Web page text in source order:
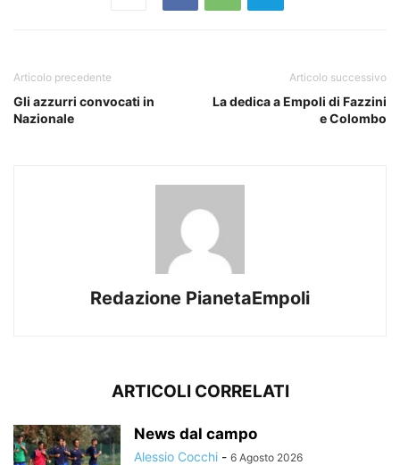
Articolo precedente
Gli azzurri convocati in
Nazionale
Articolo successivo
La dedica a Empoli di Fazzini
e Colombo
Redazione PianetaEmpoli
ARTICOLI CORRELATI
News dal campo
Alessio Cocchi - 6 Agosto 2026